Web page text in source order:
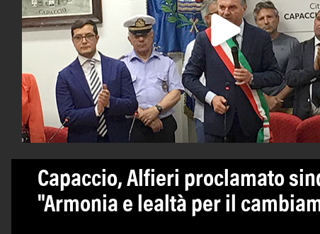
Capaccio, Alfieri proclamato
"Armonia e lealtà per il